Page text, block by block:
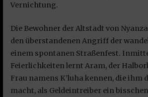
Vernichtung.
Die Bewohner der Altstadt von
den überstandenen Angriff der
einem spontanen Straßenfest.
Feierlichkeiten lernt Aram, der
Frau namens K’luha kennen, die ihm
macht, als Geldeintreiber ein